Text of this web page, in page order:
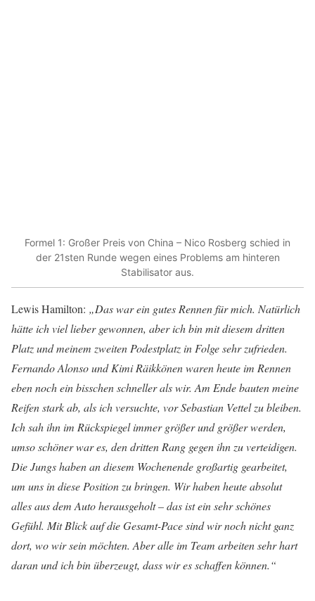
Formel 1: Großer Preis von China – Nico Rosberg schied in
der 21sten Runde wegen eines Problems am hinteren
Stabilisator aus.
Lewis Hamilton: „Das war ein gutes Rennen für mich. Natürlich
hätte ich viel lieber gewonnen, aber ich bin mit diesem dritten
Platz und meinem zweiten Podestplatz in Folge sehr zufrieden.
Fernando Alonso und Kimi Räikkönen waren heute im Rennen
eben noch ein bisschen schneller als wir. Am Ende bauten meine
Reifen stark ab, als ich versuchte, vor Sebastian Vettel zu bleiben.
Ich sah ihn im Rückspiegel immer größer und größer werden,
umso schöner war es, den dritten Rang gegen ihn zu verteidigen.
Die Jungs haben an diesem Wochenende großartig gearbeitet,
um uns in diese Position zu bringen. Wir haben heute absolut
alles aus dem Auto herausgeholt – das ist ein sehr schönes
Gefühl. Mit Blick auf die Gesamt-Pace sind wir noch nicht ganz
dort, wo wir sein möchten. Aber alle im Team arbeiten sehr hart
daran und ich bin überzeugt, dass wir es schaffen können.“